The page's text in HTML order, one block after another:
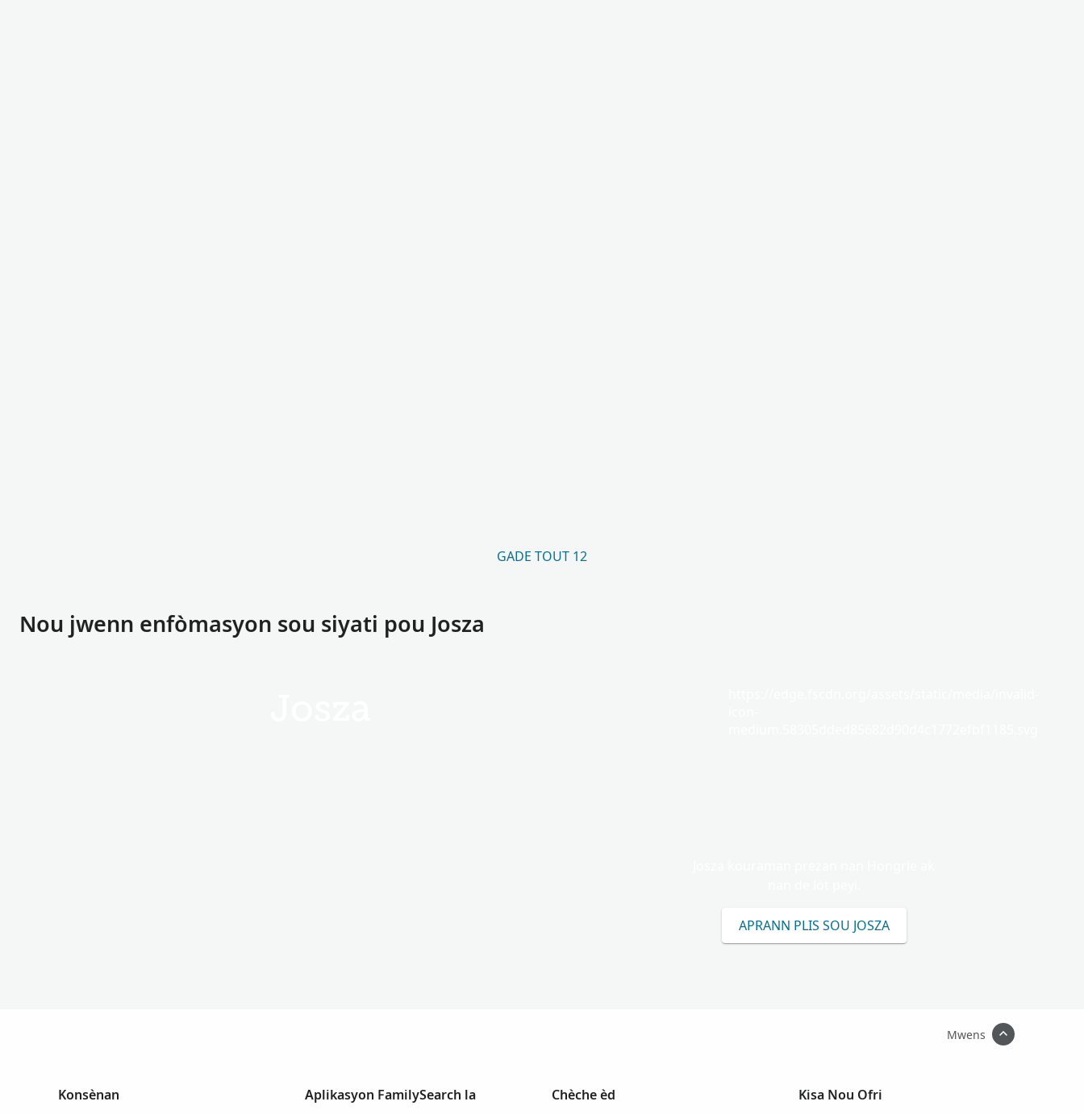
GADE TOUT 12
Nou jwenn enfòmasyon sou siyati pou Josza
APRANN PLIS SOU JOSZA
Mwens
Konsènan Aplikasyon FamilySearch la Chèche èd Kisa Nou Ofri